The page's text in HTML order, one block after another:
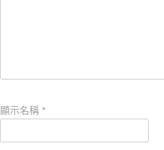
顯示名稱 *